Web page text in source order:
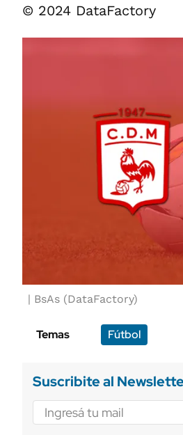
© 2024 DataFactory
BsAs (DataFactory)
Temas Fútbol
Suscribite al